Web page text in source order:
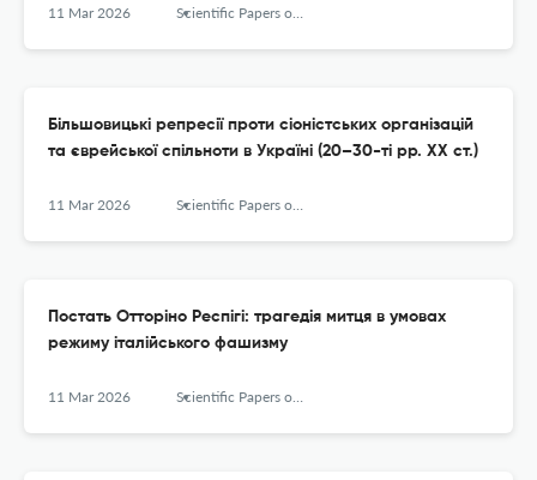
11 Mar 2026 Scientific Papers of the Vinnytsia Mykhailo Kotsyiubynskyi State Pedagogical University Series History
Більшовицькі репресії проти сіоністських організацій
та єврейської спільноти в Україні (20–30-ті рр. ХХ ст.)
11 Mar 2026 Scientific Papers of the Vinnytsia Mykhailo Kotsyiubynskyi State Pedagogical University Series History
Постать Отторіно Респігі: трагедія митця в умовах
режиму італійського фашизму
11 Mar 2026 Scientific Papers of the Vinnytsia Mykhailo Kotsyiubynskyi State Pedagogical University Series History